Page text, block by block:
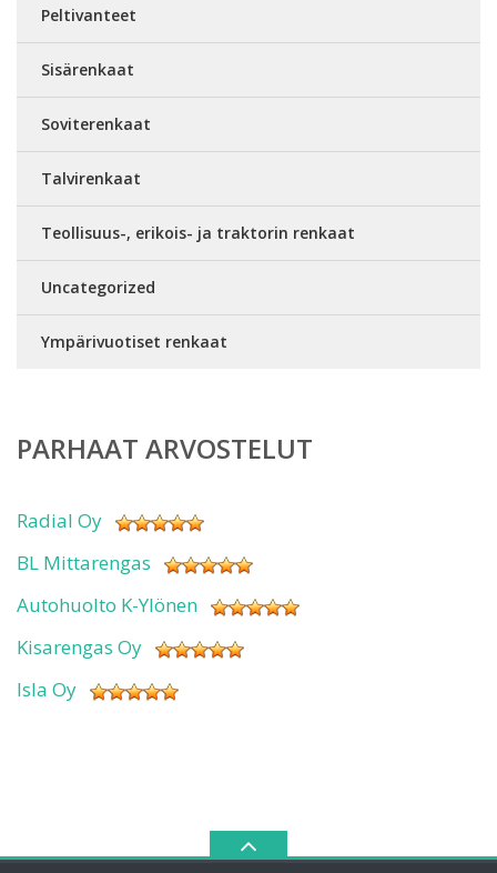
Peltivanteet
Sisärenkaat
Soviterenkaat
Talvirenkaat
Teollisuus-, erikois- ja traktorin renkaat
Uncategorized
Ympärivuotiset renkaat
PARHAAT ARVOSTELUT
Radial Oy
BL Mittarengas
Autohuolto K-Ylönen
Kisarengas Oy
Isla Oy